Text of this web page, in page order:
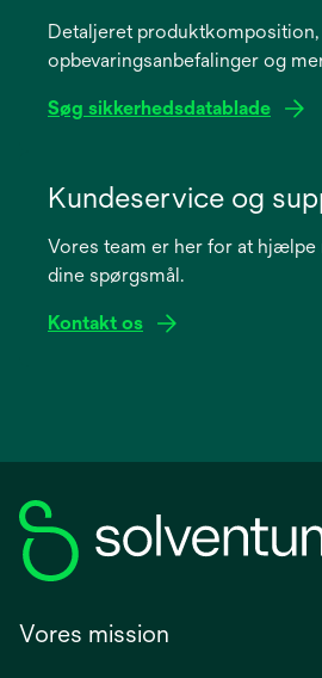
newDetaljeret
opbevaringsanbefalinger og
Søg sikkerhedsdatablade
new
Kundeservice og
Vores team er her for at hjælpe
dine spørgsmål.
Kontakt os
Vores mission